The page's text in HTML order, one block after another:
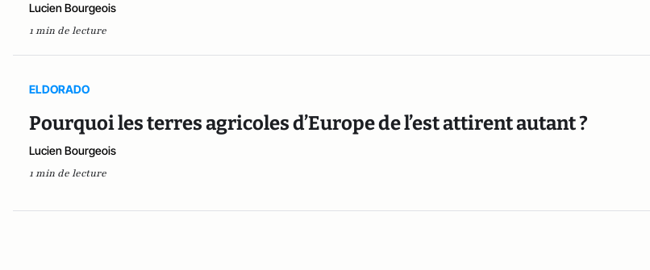
Lucien Bourgeois
1 min de lecture
ELDORADO
Pourquoi les terres agricoles d’Europe de l’est attirent autant ?
Lucien Bourgeois
1 min de lecture